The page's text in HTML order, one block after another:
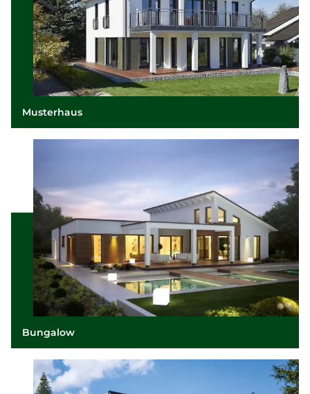
Musterhaus
Bungalow